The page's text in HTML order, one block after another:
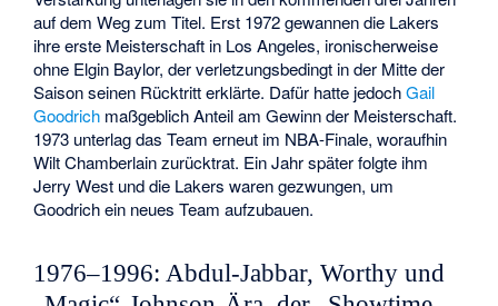
auf dem Weg zum Titel. Erst 1972 gewannen die Lakers
ihre erste Meisterschaft in Los Angeles, ironischerweise
ohne Elgin Baylor, der verletzungsbedingt in der Mitte der
Saison seinen Rücktritt erklärte. Dafür hatte jedochGail
Goodrich maßgeblich Anteil am Gewinn der Meisterschaft.
1973 unterlag das Team erneut im NBA-Finale, woraufhin
Wilt Chamberlain zurücktrat. Ein Jahr später folgte ihm
Jerry West und die Lakers waren gezwungen, um
Goodrich ein neues Team aufzubauen.
1976–1996: Abdul-Jabbar, Worthy und